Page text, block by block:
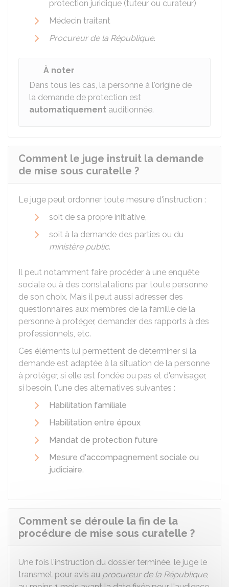
protection juridique (tuteur ou curateur)
Médecin traitant
Procureur de la République.
À noter
Dans tous les cas, la personne à l'origine de
la demande de protection est
automatiquement auditionnée.
Comment le juge instruit la demande
de mise sous curatelle ?
Le juge peut ordonner toute mesure d'instruction :
soit de sa propre initiative,
soit à la demande des parties ou du
ministère public.
Il peut notamment faire procéder à une enquête
sociale ou à des constatations par toute personne
de son choix. Mais il peut aussi adresser des
questionnaires aux membres de la famille de la
personne à protéger, demander des rapports à des
professionnels, etc.
Ces éléments lui permettent de déterminer si la
demande est adaptée à la situation de la personne
à protéger, si elle est fondée ou pas et d'envisager,
si besoin, l'une des alternatives suivantes :
Habilitation familiale
Habilitation entre époux
Mandat de protection future
Mesure d'accompagnement sociale ou
judiciaire.
Comment se déroule la fin de la
procédure de mise sous curatelle ?
Une fois l'instruction du dossier terminée, le juge le
transmet pour avis au procureur de la République,